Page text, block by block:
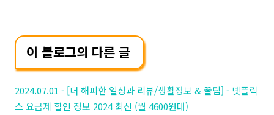
이 블로그의 다른 글
2024.07.01 - [더 해피한 일상과 리뷰/생활정보 & 꿀팁] - 넷플릭
스 요금제 할인 정보 2024 최신 (월 4600원대)